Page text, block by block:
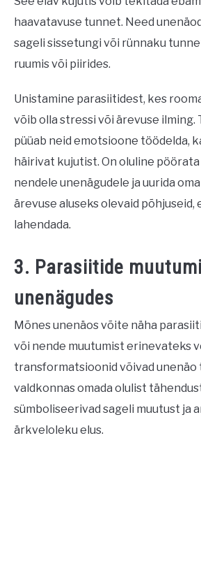
haavatavuse tunnet. Need
sageli sissetungi või rünnaku
ruumis või piirides.
Unistamine parasiitidest, kes
võib olla stressi või ärevuse ilming.
püüab neid emotsioone töödelda,
häirivat kujutist. On oluline
nendele unenägudele ja uurida
ärevuse aluseks olevaid põhjuseid,
lahendada.
3. Parasiitide
unenägudes
Mõnes unenäos võite näha
või nende muutumist erinevateks
transformatsioonid võivad unenäo
valdkonnas omada olulist
sümboliseerivad sageli muutust ja
ärkveloleku elus.